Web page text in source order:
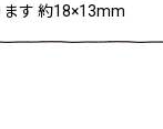
す 約18×13mm